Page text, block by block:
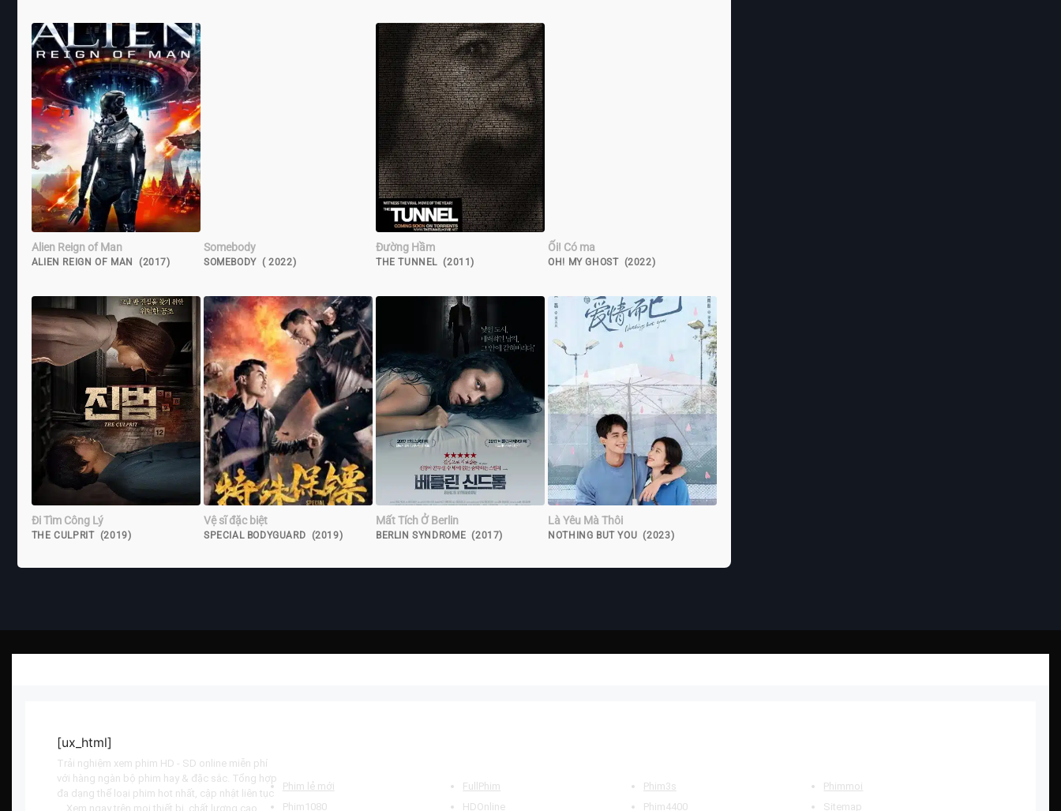
Alien Reign of Man
ALIEN REIGN OF MAN (2017)
Somebody
SOMEBODY ( 2022)
Đường Hầm
THE TUNNEL (2011)
Ối! Có ma
OH! MY GHOST (2022)
Đi Tìm Công Lý
THE CULPRIT (2019)
Vệ sĩ đặc biệt
SPECIAL BODYGUARD (2019)
Mất Tích Ở Berlin
BERLIN SYNDROME (2017)
Là Yêu Mà Thôi
NOTHING BUT YOU (2023)